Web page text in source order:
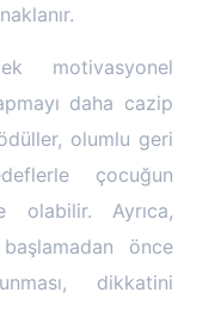
motivasyonel
daha cazip
olumlu geri
çocuğun
olabilir. Ayrıca,
önce
dikkatini